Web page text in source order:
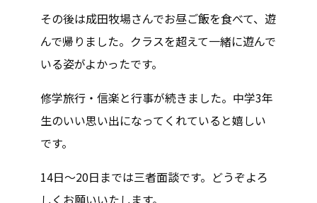
その後は成田牧場さんでお昼ご飯を食べて、遊
んで帰りました。クラスを超えて一緒に遊んで
いる姿がよかったです。
修学旅行・信楽と行事が続きました。中学3年
生のいい思い出になってくれていると嬉しい
です。
14日～20日までは三者面談です。どうぞよろ
しくお願いいたします。